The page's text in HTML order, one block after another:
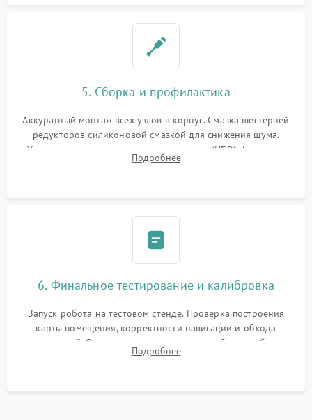
5. Сборка и профилактика
Аккуратный монтаж всех узлов в корпус. Смазка шестерней
редукторов силиконовой смазкой для снижения шума.
Установка новых расходных материалов (HEPA-фильтров,
микрофибры, щеток). Надежная фиксация разъемов и
Подробнее
6. Финальное тестирование и калибровка
Запуск робота на тестовом стенде. Проверка построения
карты помещения, корректности навигации и обхода
препятствий. Оценка силы всасывания и работы турбины.
Тестирование автоматического возврата на док-станцию и
Подробнее